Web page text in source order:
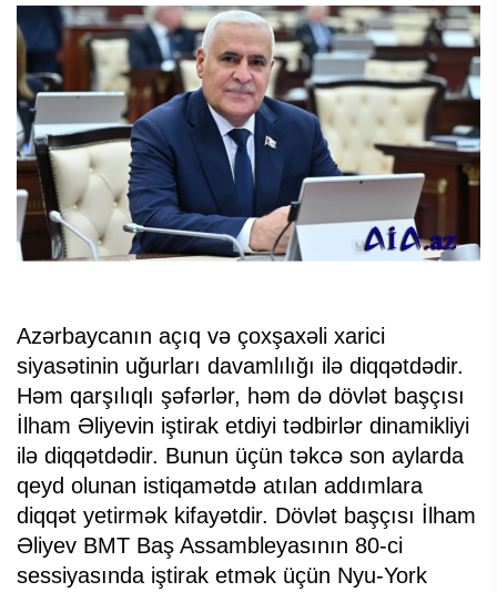
Azərbaycanın açıq və çoxşaxəli xarici
siyasətinin uğurları davamlılığı ilə diqqətdədir.
Həm qarşılıqlı şəfərlər, həm də dövlət başçısı
İlham Əliyevin iştirak etdiyi tədbirlər dinamikliyi
ilə diqqətdədir. Bunun üçün təkcə son aylarda
qeyd olunan istiqamətdə atılan addımlara
diqqət yetirmək kifayətdir. Dövlət başçısı İlham
Əliyev BMT Baş Assambleyasının 80-ci
sessiyasında iştirak etmək üçün Nyu-York